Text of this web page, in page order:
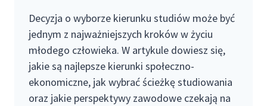
Decyzja o wyborze kierunku studiów może być
jednym z najważniejszych kroków w życiu
młodego człowieka. W artykule dowiesz się,
jakie są najlepsze kierunki społeczno-
ekonomiczne, jak wybrać ścieżkę studiowania
oraz jakie perspektywy zawodowe czekają na